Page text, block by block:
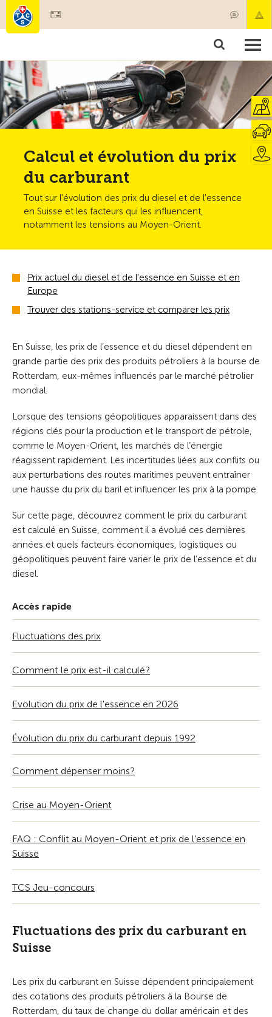
Membres & prestations
Tests, sécurité & santé
Calcul et évolution du prix
du carburant
Tout sur l'évolution des prix du diesel et de l'essence
en Suisse et les facteurs qui les influencent,
notamment les tensions au Moyen-Orient.
Prix actuel du diesel et de l'essence en Suisse et en
Europe
Trouver des stations-service et comparer les prix
En Suisse, les prix de l’essence et du diesel dépendent en
grande partie des prix des produits pétroliers à la bourse de
Rotterdam, eux-mêmes influencés par le marché pétrolier
mondial.
Lorsque des tensions géopolitiques apparaissent dans des
régions clés pour la production et le transport de pétrole,
comme le Moyen-Orient, les marchés de l’énergie
réagissent rapidement. Les incertitudes liées aux conflits ou
aux perturbations des routes maritimes peuvent entraîner
une hausse du prix du baril et influencer les prix à la pompe.
Sur cette page, découvrez comment le prix du carburant
est calculé en Suisse, comment il a évolué ces dernières
années et quels facteurs économiques, logistiques ou
géopolitiques peuvent faire varier le prix de l’essence et du
diesel.
Accès rapide
Fluctuations des prix
Comment le prix est-il calculé?
Evolution du prix de l'essence en 2026
Évolution du prix du carburant depuis 1992
Comment dépenser moins?
Crise au Moyen-Orient
FAQ : Conflit au Moyen-Orient et prix de l’essence en
Suisse
TCS Jeu-concours
Fluctuations des prix du carburant en
Suisse
Les prix du carburant en Suisse dépendent principalement
des cotations des produits pétroliers à la Bourse de
Rotterdam, du taux de change du dollar américain et des